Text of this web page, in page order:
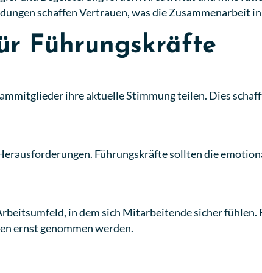
schaffen Vertrauen, was die Zusammenarbeit
Führungskräfte
ihre aktuelle Stimmung teilen. Dies
Führungskräfte sollten die
in dem sich Mitarbeitende sicher fühlen.
ernst genommen werden.